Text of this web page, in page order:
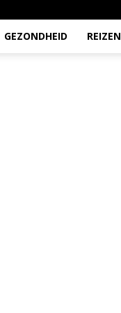
GEZONDHEID REIZEN